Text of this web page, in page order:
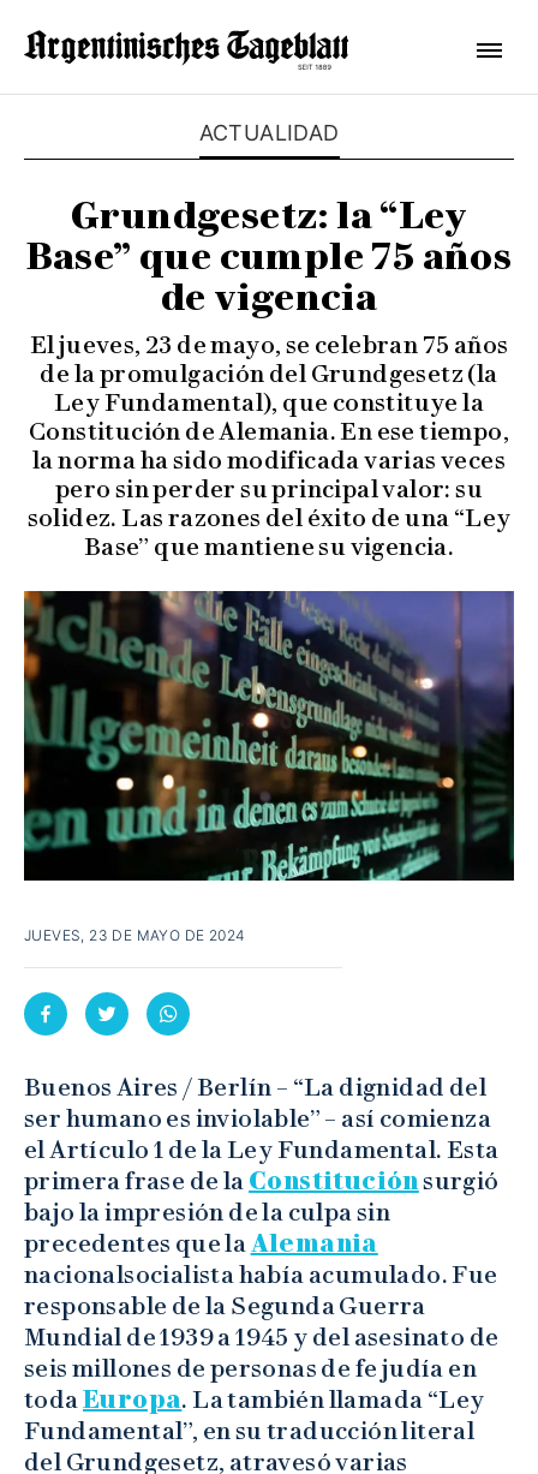
ACTUALIDAD
Grundgesetz: la “Ley
Base” que cumple 75 años
de vigencia
El jueves, 23 de mayo, se celebran 75 años
de la promulgación del Grundgesetz (la
Ley Fundamental), que constituye la
Constitución de Alemania. En ese tiempo,
la norma ha sido modificada varias veces
pero sin perder su principal valor: su
solidez. Las razones del éxito de una “Ley
Base” que mantiene su vigencia.
JUEVES, 23 DE MAYO DE 2024
Buenos Aires / Berlín – “La dignidad del
ser humano es inviolable” – así comienza
el Artículo 1 de la Ley Fundamental. Esta
primera frase de la Constitución surgió
bajo la impresión de la culpa sin
precedentes que la Alemania
nacionalsocialista había acumulado. Fue
responsable de la Segunda Guerra
Mundial de 1939 a 1945 y del asesinato de
seis millones de personas de fe judía en
toda Europa. La también llamada “Ley
Fundamental”, en su traducción literal
del Grundgesetz, atravesó varias